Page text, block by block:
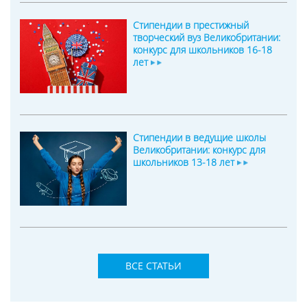
Стипендии в престижный
творческий вуз Великобритании:
конкурс для школьников 16-18
лет
Стипендии в ведущие школы
Великобритании: конкурс для
школьников 13-18 лет
ВСЕ СТАТЬИ